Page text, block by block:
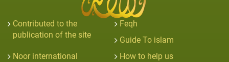
Contributed to the
publication of the site
Feqh
Guide To islam
Noor international
How to help us